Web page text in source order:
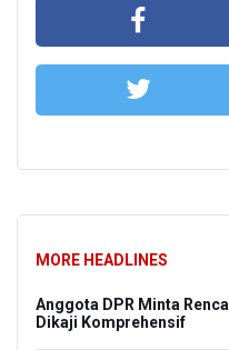
MORE HEADLINES
Anggota DPR Minta
Dikaji Komprehensif